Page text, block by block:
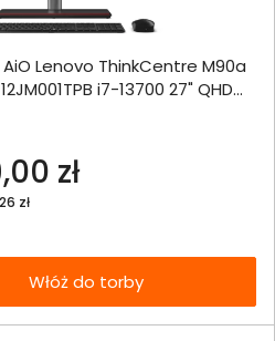
Lenovo ThinkCentre M90a
i7-13700 27" QHD
zł
zł
Włóż do torby